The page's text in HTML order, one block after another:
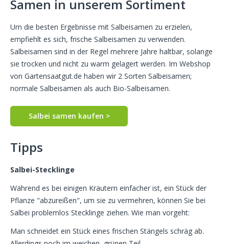
Samen in unserem Sortiment
Um die besten Ergebnisse mit Salbeisamen zu erzielen,
empfiehlt es sich, frische Salbeisamen zu verwenden.
Salbeisamen sind in der Regel mehrere Jahre haltbar, solange
sie trocken und nicht zu warm gelagert werden. Im Webshop
von Gartensaatgut.de haben wir 2 Sorten Salbeisamen;
normale Salbeisamen als auch Bio-Salbeisamen.
Salbei samen kaufen >
Tipps
Salbei-Stecklinge
Während es bei einigen Kräutern einfacher ist, ein Stück der
Pflanze "abzureißen", um sie zu vermehren, können Sie bei
Salbei problemlos Stecklinge ziehen. Wie man vorgeht:
Man schneidet ein Stück eines frischen Stängels schräg ab.